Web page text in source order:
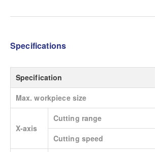
Specifications
Specification
Max. workpiece size
X-axis
Cutting range
Cutting speed